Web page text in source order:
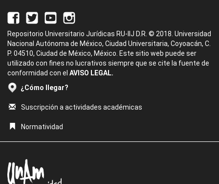
Repositorio Universitario Jurídicas RU-IIJ D.R. © 2018. Universidad
Nacional Autónoma de México, Ciudad Universitaria, Coyoacán, C.
P. 04510, Ciudad de México, México. Este sitio web puede ser
utilizado con fines no lucrativos siempre que se cite la fuente de
conformidad con el AVISO LEGAL.
¿Cómo llegar?
Suscripción a actividades académicas
Normatividad